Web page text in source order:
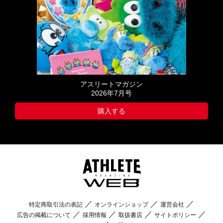
アスリートマガジン
2026年7月号
購入する
特定商取引法の表記 オンラインショップ
運営会社
広告の掲載について
採用情報 取扱書店
サイトポリシー